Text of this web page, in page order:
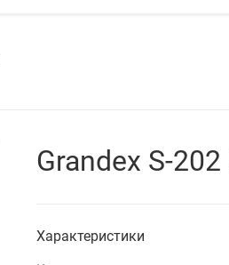
Grandex S-
Характеристики